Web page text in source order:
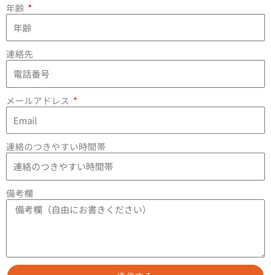
年齢
連絡先
メールアドレス
連絡のつきやすい時間帯
備考欄